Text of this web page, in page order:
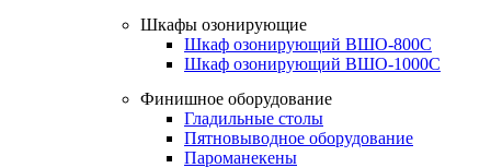
Шкафы озонирующие
Шкаф озонирующий ВШО-800С
Шкаф озонирующий ВШО-1000С
Финишное оборудование
Гладильные столы
Пятновыводное оборудование
Пароманекены